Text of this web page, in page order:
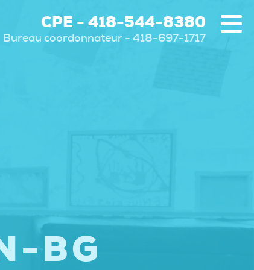
CPE - 418-544-8380
Bureau coordonnateur - 418-697-1717
BG